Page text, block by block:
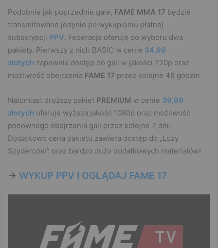
Podobnie jak poprzednie gale, FAME MMA 17 będzie
transmitowane jedynie po wykupieniu płatnej
subskrypcji PPV. Federacja oferuje do wyboru dwa
pakiety. Pierwszy z nich BASIC w cenie 34,99
złotych zapewnia dostęp do gali w jakości 720p oraz
możliwość obejrzenia FAME 17 przez kolejne 48 godzin.
Natomiast droższy pakiet PREMIUM w cenie 39,99
złotych oferuje wyższa jakość 1080p oraz możliwość
ponownego obejrzenia gali przez kolejne 7 dni.
Dodatkowo cena pakietu zawiera dostęp do „Loży
Szyderców” oraz bardzo dużo dodatkowych materiałów!
-> WYKUP PPV I OGLĄDAJ FAME 17